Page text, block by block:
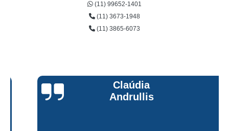
(11) 99652-1401
(11) 3673-1948
(11) 3865-6073
Claúdia
Andrullis